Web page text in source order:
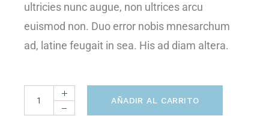
ultricies nunc augue, non ultrices arcu
euismod non. Duo error nobis mnesarchum
ad, latine feugait in sea. His ad diam altera.
AÑADIR AL CARRITO